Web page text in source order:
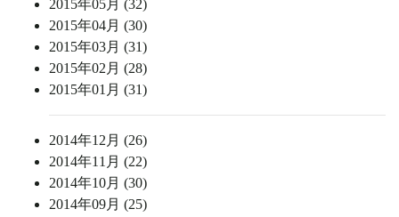
2015年05月 (32)
2015年04月 (30)
2015年03月 (31)
2015年02月 (28)
2015年01月 (31)
2014年12月 (26)
2014年11月 (22)
2014年10月 (30)
2014年09月 (25)